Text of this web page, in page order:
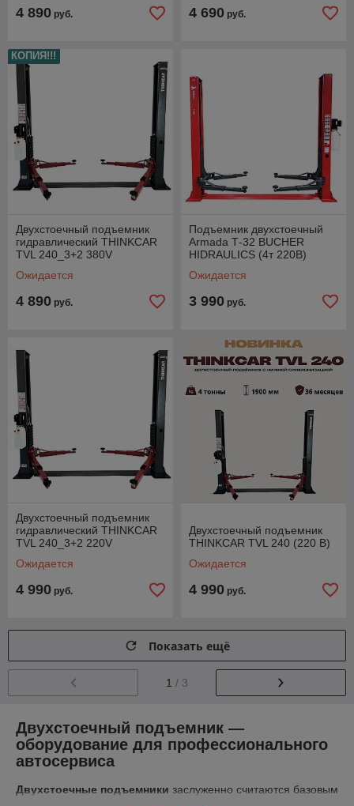
4 890 руб. 4 690 руб.
КОПИЯ!!!
Двухстоечный подъемник
гидравлический THINKCAR
TVL 240_3+2 380V
Ожидается
4 890 руб.
Подъемник двухстоечный
Armada Т-32 BUCHER
HIDRAULICS (4т 220В)
Ожидается
3 990 руб.
Двухстоечный подъемник
гидравлический THINKCAR
TVL 240_3+2 220V
Ожидается
4 990 руб.
Двухстоечный подъемник
THINKCAR TVL 240 (220 В)
Ожидается
4 990 руб.
Показать ещё
1 / 3
Двухстоечный подъемник —
оборудование для профессионального
автосервиса
Двухстоечные подъемники заслуженно считаются базовым